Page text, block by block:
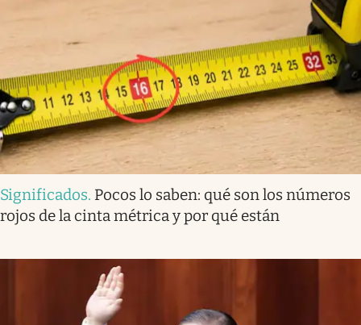
Significados. Pocos lo saben: qué son los números
rojos de la cinta métrica y por qué están